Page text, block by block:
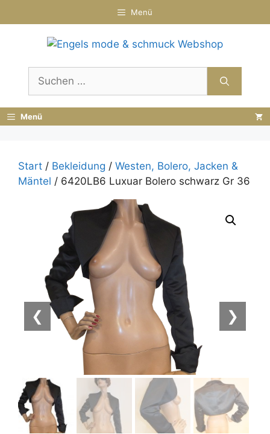
Inhalt
Menü
Suchen
nach:
Menü
Start / Bekleidung / Westen, Bolero, Jacken &
Mäntel / 6420LB6 Luxuar Bolero schwarz Gr 36
❮ ❯